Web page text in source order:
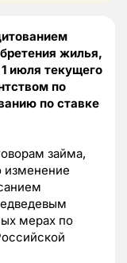
жилья,
июля текущего
по
по ставке
займа,
изменение
мерах по